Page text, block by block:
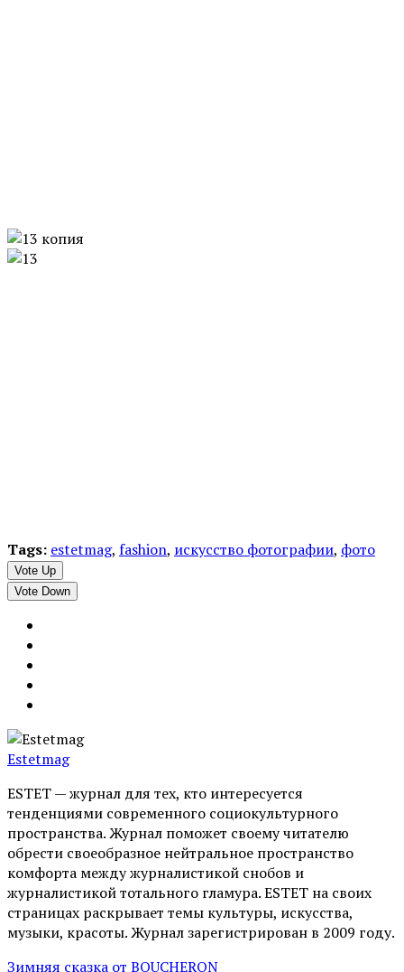
Tags: estetmag, fashion, искусство фотографии, фото
Vote Up
Vote Down
Estetmag
ESTET — журнал для тех, кто интересуeтся
тенденциями современного социокультурного
пространства. Журнал поможет своему читателю
обрести своеобразное нейтральное пространство
комфорта между журналистикой снобов и
журналистикой тотального гламура. ESTET на своих
страницах раскрывает темы культуры, искусства,
музыки, красоты. Журнал зарегистрирован в 2009 году.
Зимняя сказка от BOUCHERON